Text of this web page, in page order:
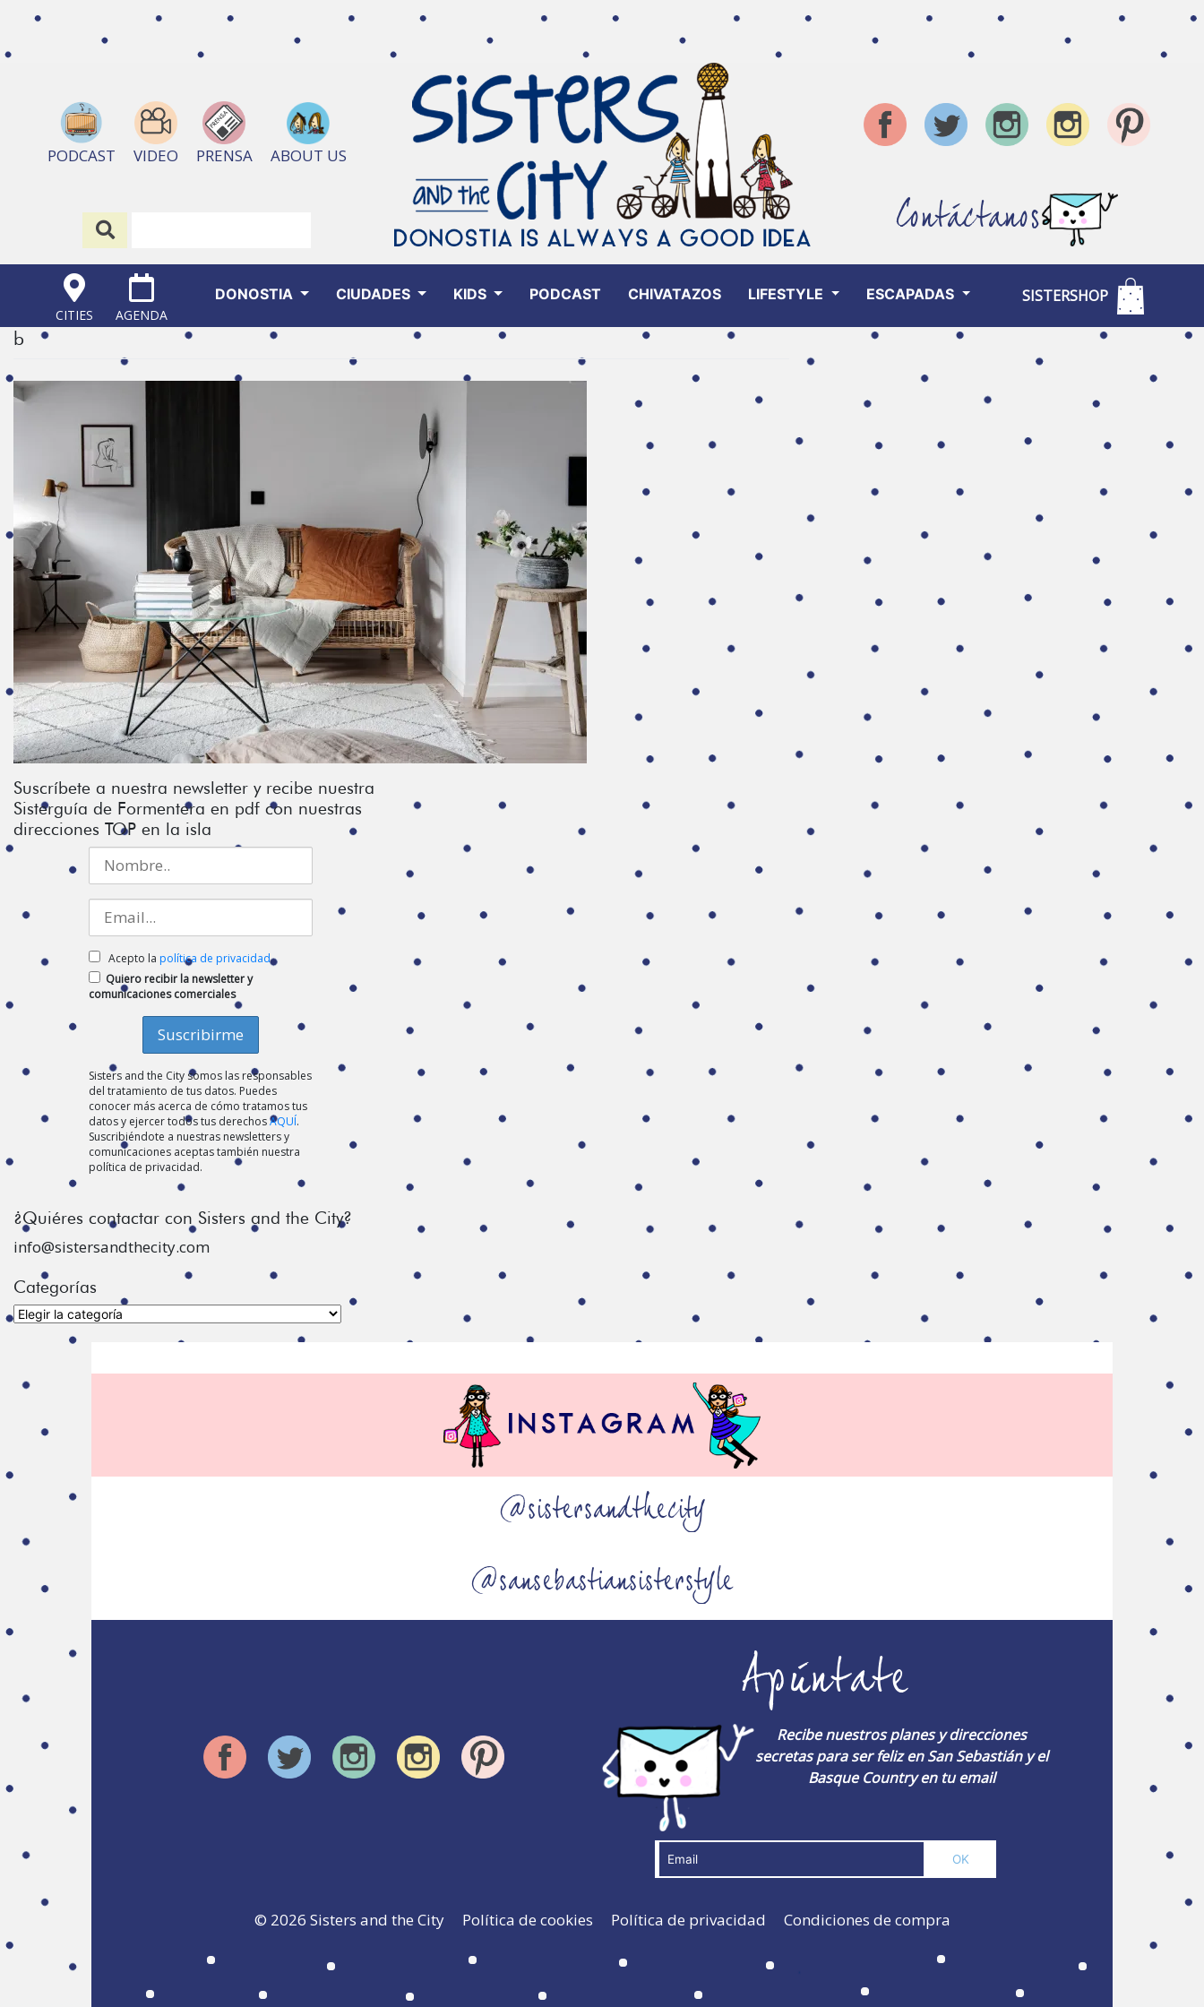
PODCAST VIDEO PRENSA ABOUT US
Contáctanos
CITIES AGENDA
DONOSTIA CIUDADES KIDS PODCAST CHIVATAZOS LIFESTYLE ESCAPADAS SISTERSHOP
b
Suscríbete a nuestra newsletter y recibe nuestra
Sisterguía de Formentera en pdf con nuestras
direcciones TOP en la isla
Acepto la política de privacidad
Quiero recibir la newsletter y
comunicaciones comerciales
Sisters and the City somos las responsables
del tratamiento de tus datos. Puedes
conocer más acerca de cómo tratamos tus
datos y ejercer todos tus derechosAQUÍ.
Suscribiéndote a nuestras newsletters y
comunicaciones aceptas también nuestra
política de privacidad.
¿Quiéres contactar con Sisters and the City?
info@sistersandthecity.com
Categorías
Categorías
@sistersandthecity
@sansebastiansisterstyle
Apúntate
Recibe nuestros planes y direcciones
secretas para ser feliz en San Sebastián y el
Basque Country en tu email
© 2026 Sisters and the City Política de cookies Política de privacidad Condiciones de compra